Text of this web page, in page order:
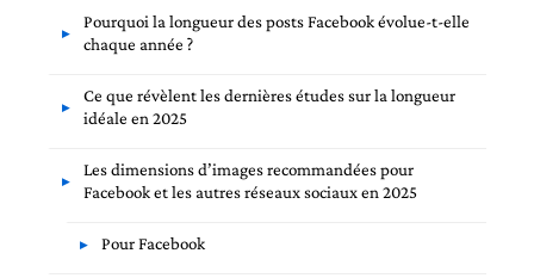
Pourquoi la longueur des posts Facebook évolue-t-elle
chaque année ?
Ce que révèlent les dernières études sur la longueur
idéale en 2025
Les dimensions d’images recommandées pour
Facebook et les autres réseaux sociaux en 2025
Pour Facebook